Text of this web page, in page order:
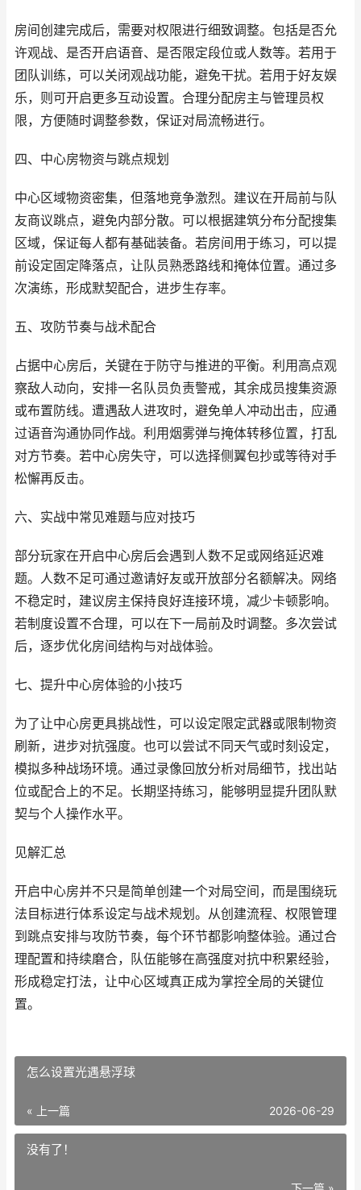
房间创建完成后，需要对权限进行细致调整。包括是否允
许观战、是否开启语音、是否限定段位或人数等。若用于
团队训练，可以关闭观战功能，避免干扰。若用于好友娱
乐，则可开启更多互动设置。合理分配房主与管理员权
限，方便随时调整参数，保证对局流畅进行。
四、中心房物资与跳点规划
中心区域物资密集，但落地竞争激烈。建议在开局前与队
友商议跳点，避免内部分散。可以根据建筑分布分配搜集
区域，保证每人都有基础装备。若房间用于练习，可以提
前设定固定降落点，让队员熟悉路线和掩体位置。通过多
次演练，形成默契配合，进步生存率。
五、攻防节奏与战术配合
占据中心房后，关键在于防守与推进的平衡。利用高点观
察敌人动向，安排一名队员负责警戒，其余成员搜集资源
或布置防线。遭遇敌人进攻时，避免单人冲动出击，应通
过语音沟通协同作战。利用烟雾弹与掩体转移位置，打乱
对方节奏。若中心房失守，可以选择侧翼包抄或等待对手
松懈再反击。
六、实战中常见难题与应对技巧
部分玩家在开启中心房后会遇到人数不足或网络延迟难
题。人数不足可通过邀请好友或开放部分名额解决。网络
不稳定时，建议房主保持良好连接环境，减少卡顿影响。
若制度设置不合理，可以在下一局前及时调整。多次尝试
后，逐步优化房间结构与对战体验。
七、提升中心房体验的小技巧
为了让中心房更具挑战性，可以设定限定武器或限制物资
刷新，进步对抗强度。也可以尝试不同天气或时刻设定，
模拟多种战场环境。通过录像回放分析对局细节，找出站
位或配合上的不足。长期坚持练习，能够明显提升团队默
契与个人操作水平。
见解汇总
开启中心房并不只是简单创建一个对局空间，而是围绕玩
法目标进行体系设定与战术规划。从创建流程、权限管理
到跳点安排与攻防节奏，每个环节都影响整体验。通过合
理配置和持续磨合，队伍能够在高强度对抗中积累经验，
形成稳定打法，让中心区域真正成为掌控全局的关键位
置。
怎么设置光遇悬浮球
« 上一篇 2026-06-29
没有了！